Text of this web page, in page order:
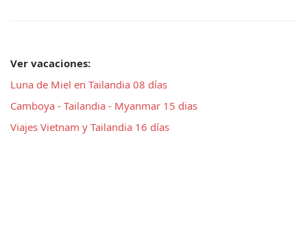
Ver vacaciones:
Luna de Miel en Tailandia 08 días
Camboya - Tailandia - Myanmar 15 dias
Viajes Vietnam y Tailandia 16 días